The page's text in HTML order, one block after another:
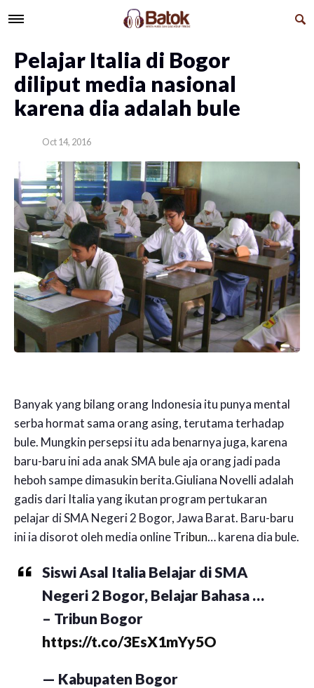
Pelajar Italia di Bogor
diliput media nasional
karena dia adalah bule
Oct 14, 2016
Banyak yang bilang orang Indonesia itu punya mental
serba hormat sama orang asing, terutama terhadap
bule. Mungkin persepsi itu ada benarnya juga, karena
baru-baru ini ada anak SMA bule aja orang jadi pada
heboh sampe dimasukin berita.Giuliana Novelli adalah
gadis dari Italia yang ikutan program pertukaran
pelajar di SMA Negeri 2 Bogor, Jawa Barat. Baru-baru
ini ia disorot oleh media onlineTribun… karena dia bule.
Siswi Asal Italia Belajar di SMA
Negeri 2 Bogor, Belajar Bahasa …
– Tribun Bogor
https://t.co/3EsX1mYy5O
— Kabupaten Bogor